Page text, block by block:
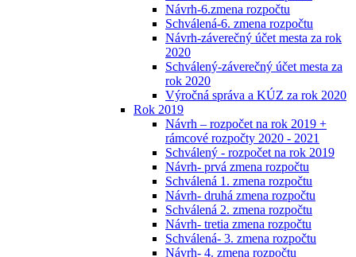
Návrh-6.zmena rozpočtu
Schválená-6. zmena rozpočtu
Návrh-záverečný účet mesta za rok
2020
Schválený-záverečný účet mesta za
rok 2020
Výročná správa a KÚZ za rok 2020
Rok 2019
Návrh – rozpočet na rok 2019 +
rámcové rozpočty 2020 - 2021
Schválený - rozpočet na rok 2019
Návrh- prvá zmena rozpočtu
Schválená 1. zmena rozpočtu
Návrh- druhá zmena rozpočtu
Schválená 2. zmena rozpočtu
Návrh- tretia zmena rozpočtu
Schválená- 3. zmena rozpočtu
Návrh- 4. zmena rozpočtu